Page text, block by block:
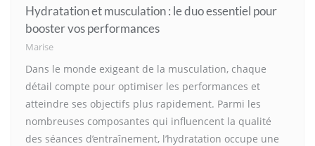
Hydratation et musculation : le duo essentiel pour
booster vos performances
Marise
Dans le monde exigeant de la musculation, chaque
détail compte pour optimiser les performances et
atteindre ses objectifs plus rapidement. Parmi les
nombreuses composantes qui influencent la qualité
des séances d’entraînement, l’hydratation occupe une